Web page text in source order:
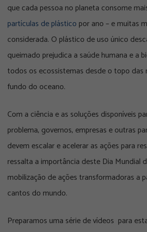
que cada pessoa no planeta consome
partículas de plástico por ano – e muitas
considerada. O plástico de uso único
queimado prejudica a saúde humana e a
todos os ecossistemas desde o topo das
fundo do oceano.
Com a ciência e as soluções disponíveis
problema, governos, empresas e outras
devem escalar e acelerar as ações para
ressalta a importância deste Dia Mundial
mobilização de ações transformadoras a
cantos do mundo.
Preparamos uma série de vídeos para